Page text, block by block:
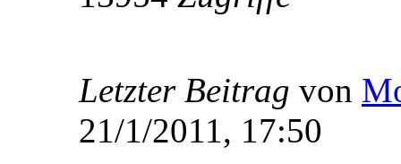
Letzter Beitrag von
21/1/2011, 17:50